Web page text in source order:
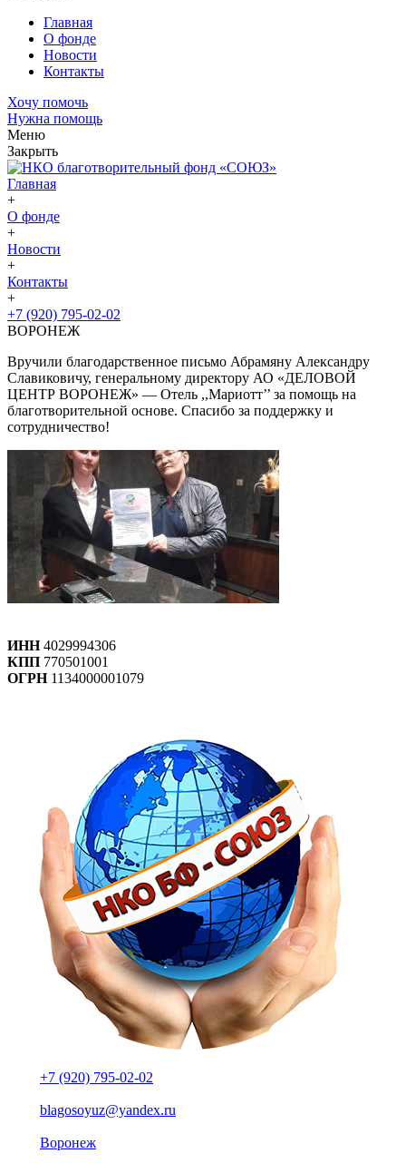
Главная
О фонде
Новости
Контакты
Хочу помочь
Нужна помощь
Меню
Закрыть
Главная
+
О фонде
+
Новости
+
Контакты
+
+7 (920) 795-02-02
ВОРОНЕЖ
Вручили благодарственное письмо Абрамяну Александру
Славиковичу, генеральному директору АО «ДЕЛОВОЙ
ЦЕНТР ВОРОНЕЖ» — Отель ,,Мариотт’’ за помощь на
благотворительной основе. Спасибо за поддержку и
сотрудничество!
ИНН4029994306
КПП 770501001
ОГРН1134000001079
+7 (920) 795-02-02
blagosoyuz@yandex.ru
Воронеж